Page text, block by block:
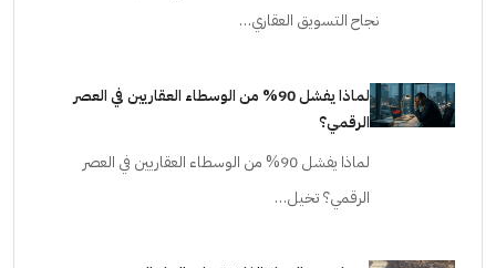
ما علاقة مصطلحات السوق العقاري بنجاح التسويق؟
الرقمي؟